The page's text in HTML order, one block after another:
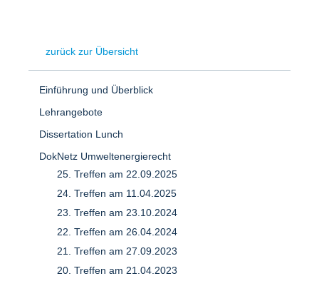
zurück zur Übersicht
Einführung und Überblick
Lehrangebote
Dissertation Lunch
DokNetz Umweltenergierecht
25. Treffen am 22.09.2025
24. Treffen am 11.04.2025
23. Treffen am 23.10.2024
22. Treffen am 26.04.2024
21. Treffen am 27.09.2023
20. Treffen am 21.04.2023